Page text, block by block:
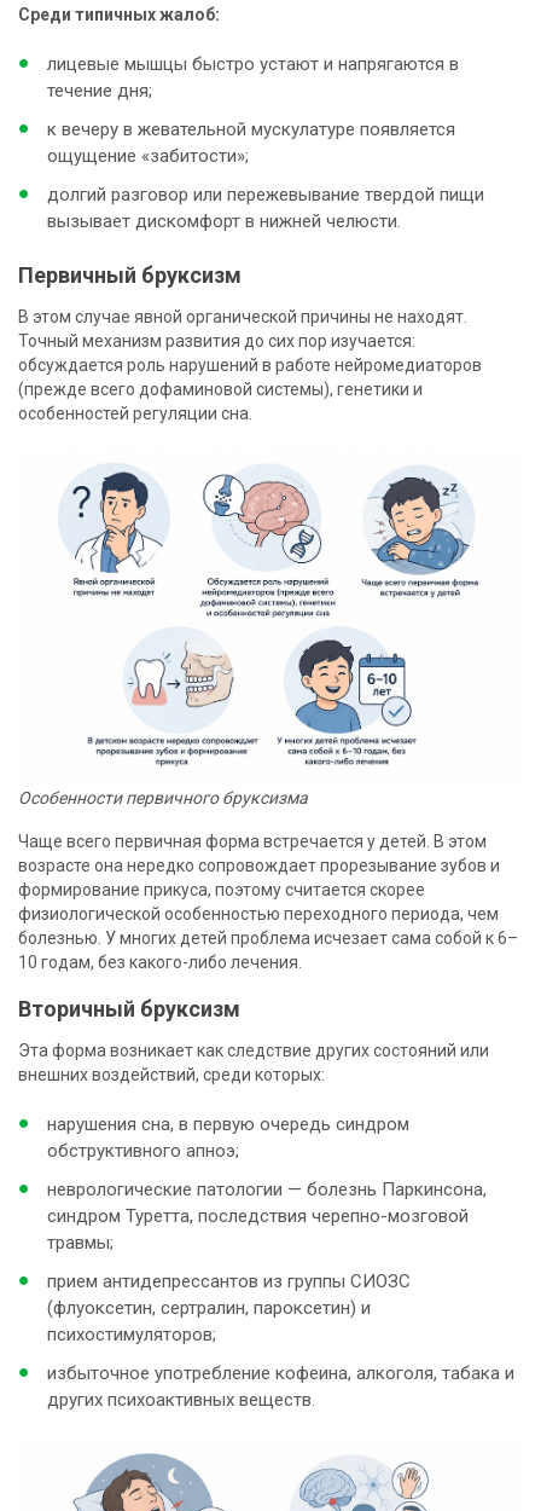
Среди типичных жалоб:
лицевые мышцы быстро устают и напрягаются в
течение дня;
к вечеру в жевательной мускулатуре появляется
ощущение «забитости»;
долгий разговор или пережевывание твердой пищи
вызывает дискомфорт в нижней челюсти.
Первичный бруксизм
В этом случае явной органической причины не находят.
Точный механизм развития до сих пор изучается:
обсуждается роль нарушений в работе нейромедиаторов
(прежде всего дофаминовой системы), генетики и
особенностей регуляции сна.
Особенности первичного бруксизма
Чаще всего первичная форма встречается у детей. В этом
возрасте она нередко сопровождает прорезывание зубов и
формирование прикуса, поэтому считается скорее
физиологической особенностью переходного периода, чем
болезнью. У многих детей проблема исчезает сама собой к 6–
10 годам, без какого-либо лечения.
Вторичный бруксизм
Эта форма возникает как следствие других состояний или
внешних воздействий, среди которых:
нарушения сна, в первую очередь синдром
обструктивного апноэ;
неврологические патологии — болезнь Паркинсона,
синдром Туретта, последствия черепно-мозговой
травмы;
прием антидепрессантов из группы СИОЗС
(флуоксетин, сертралин, пароксетин) и
психостимуляторов;
избыточное употребление кофеина, алкоголя, табака и
других психоактивных веществ.